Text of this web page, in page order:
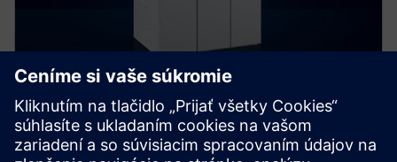
8DJH 24 - modrý GIS
Siemens 8DJH24 blue GIS rozširuje osvedčenú rodinu